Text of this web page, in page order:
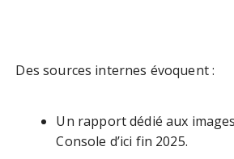
Des sources internes évoquent :
Un rapport dédié aux
Console d’ici fin 2025.